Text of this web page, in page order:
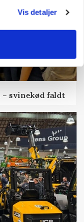
Vis detaljer
svinekød faldt